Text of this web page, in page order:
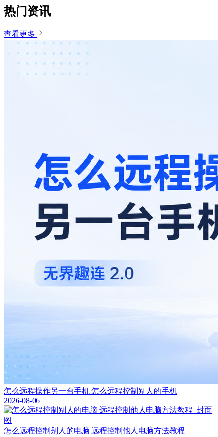
热门资讯
查看更多
怎么远程操作另一台手机 怎么远程控制别人的手机
2026-08-06
怎么远程控制别人的电脑 远程控制他人电脑方法教程